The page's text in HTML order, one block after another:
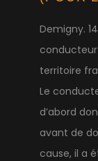
Demigny.
territoire
Le
d’abord
avant de
cause, il a